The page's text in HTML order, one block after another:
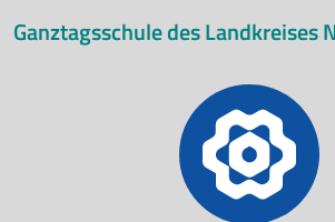
Ganztagsschule des Landkreises